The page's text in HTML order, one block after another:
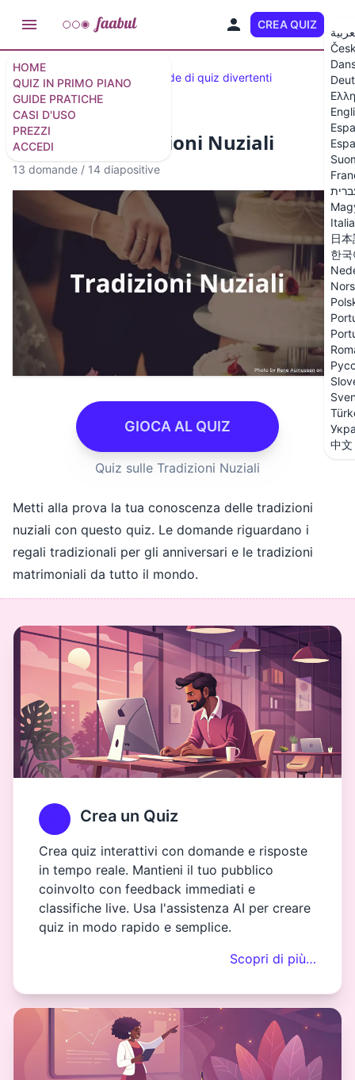
HOME
QUIZ IN PRIMO PIANO
GUIDE PRATICHE
CASI D'USO
PREZZI
ACCEDI
CREA QUIZ
日
한
中文
Quiz selezionati 33 domande di quiz divertenti
Quiz sulle Tradizioni Nuziali
13 domande / 14 diapositive
GIOCA AL QUIZ
Quiz sulle Tradizioni Nuziali
Metti alla prova la tua conoscenza delle tradizioni
nuziali con questo quiz. Le domande riguardano i
regali tradizionali per gli anniversari e le tradizioni
matrimoniali da tutto il mondo.
Crea un Quiz
Crea quiz interattivi con domande e risposte
in tempo reale. Mantieni il tuo pubblico
coinvolto con feedback immediati e
classifiche live. Usa l'assistenza AI per creare
quiz in modo rapido e semplice.
Scopri di più…